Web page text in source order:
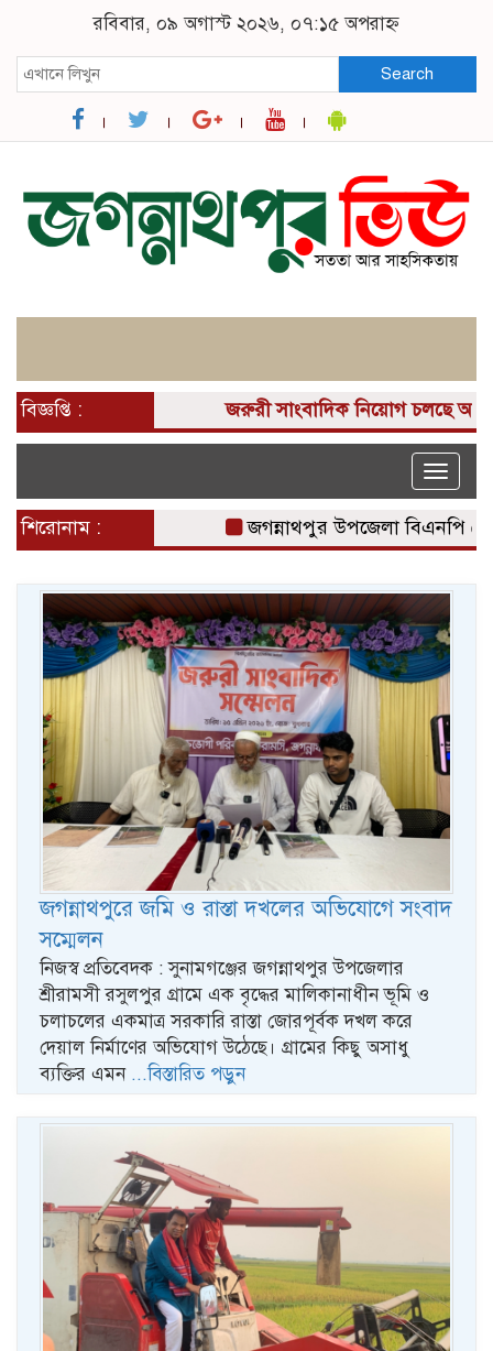
রবিবার, ০৯ অগাস্ট ২০২৬, ০৭:১৫ অপরাহ্ন
Search
বিজ্ঞপ্তি : জরুরী সাংবাদিক নিয়োগ চলছে
Toggle
শিরোনাম : জগন্নাথপুর উপজেলা বিএনপি
জগন্নাথপুরে জমি ও রাস্তা দখলের অভিযোগে সংবাদ
সম্মেলন
নিজস্ব প্রতিবেদক : সুনামগঞ্জের জগন্নাথপুর উপজেলার
শ্রীরামসী রসুলপুর গ্রামে এক বৃদ্ধের মালিকানাধীন ভূমি ও
চলাচলের একমাত্র সরকারি রাস্তা জোরপূর্বক দখল করে
দেয়াল নির্মাণের অভিযোগ উঠেছে। গ্রামের কিছু অসাধু
ব্যক্তির এমন ...বিস্তারিত পড়ুন